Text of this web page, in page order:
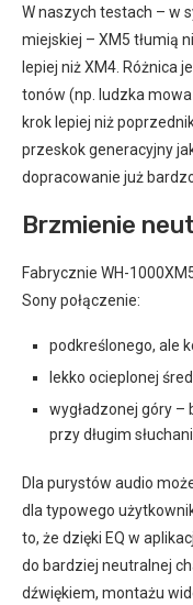
W naszych testach – w
miejskiej – XM5 tłumią
lepiej niż XM4. Różnica
tonów (np. ludzka
krok lepiej niż
przeskok generacyjny
dopracowanie już
Brzmienie
Fabrycznie WH-
Sony połączenie:
podkreślonego, ale
lekko ocieplonej
wygładzonej góry –
przy długim
Dla purystów audio
dla typowego
to, że dzięki EQ w
do bardziej neutralnej
dźwiękiem, montażu